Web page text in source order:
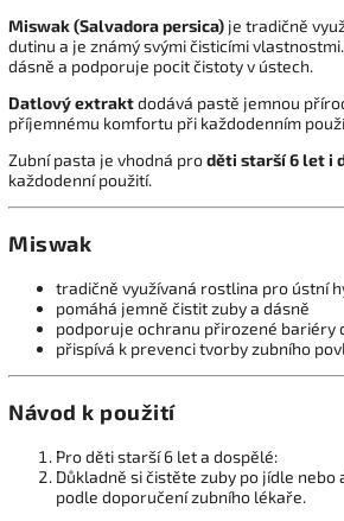
Miswak (Salvadora persica) je tradičně
dutinu a je známý svými čisticími
dásně a podporuje pocit čistoty v ústech.
Datlový extraktdodává pastě jemnou
příjemnému komfortu při každodenním
Zubní pasta je vhodná proděti starší 6 let i
každodenní použití.
Miswak
tradičně využívaná rostlina pro ústní
pomáhá jemně čistit zuby a dásně
podporuje ochranu přirozené bariéry
přispívá k prevenci tvorby zubního
Návod k použití
Pro děti starší 6 let a dospělé:
Důkladně si čistěte zuby po jídle nebo
podle doporučení zubního lékaře.